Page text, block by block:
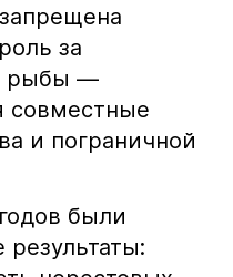
за
рыбы —
совместные
и пограничной
были